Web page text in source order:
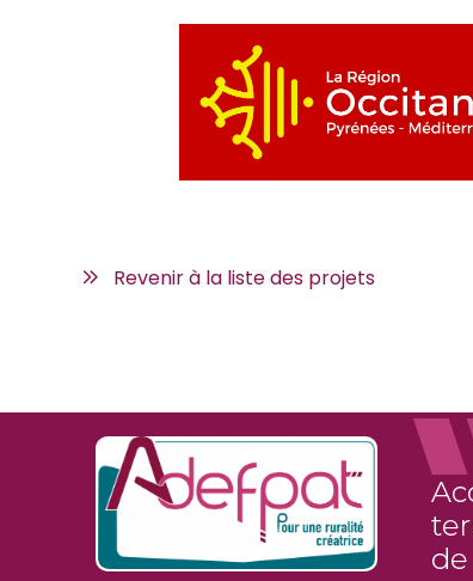
Revenir à la liste des projets